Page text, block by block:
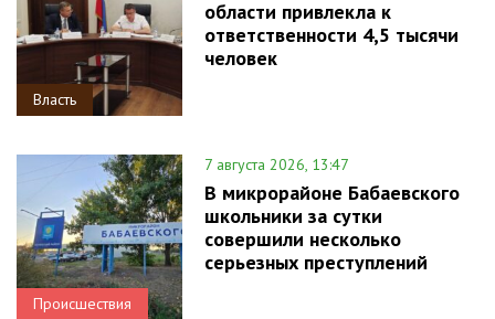
Власть
области привлекла к
ответственности 4,5 тысячи
человек
Происшествия
7 августа 2026, 13:47
В микрорайоне Бабаевского
школьники за сутки
совершили несколько
серьезных преступлений